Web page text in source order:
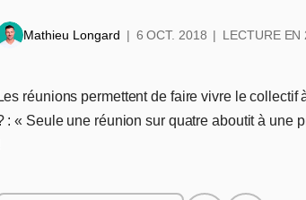
Mathieu Longard 6 OCT. 2018 LECTURE EN
Les réunions permettent de faire vivre le
: « Seule une réunion sur quatre aboutit à une